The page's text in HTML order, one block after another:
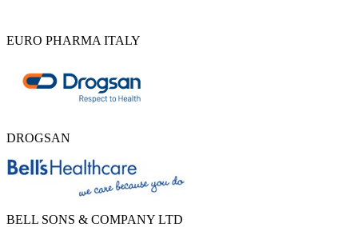
EURO PHARMA ITALY
DROGSAN
BELL SONS & COMPANY LTD